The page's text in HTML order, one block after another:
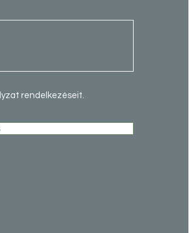
rendelkezéseit.